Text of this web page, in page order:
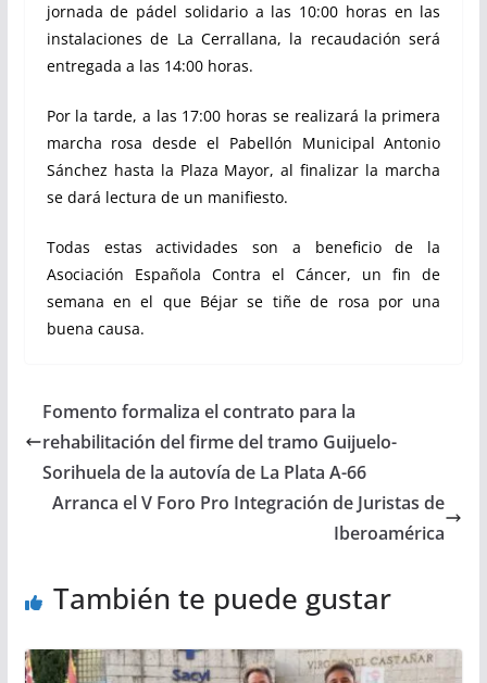
jornada de pádel solidario a las 10:00 horas en las
instalaciones de La Cerrallana, la recaudación será
entregada a las 14:00 horas.
Por la tarde, a las 17:00 horas se realizará la primera
marcha rosa desde el Pabellón Municipal Antonio
Sánchez hasta la Plaza Mayor, al finalizar la marcha
se dará lectura de un manifiesto.
Todas estas actividades son a beneficio de la
Asociación Española Contra el Cáncer, un fin de
semana en el que Béjar se tiñe de rosa por una
buena causa.
Fomento formaliza el contrato para la
rehabilitación del firme del tramo Guijuelo-
Sorihuela de la autovía de La Plata A-66
Arranca el V Foro Pro Integración de Juristas de
Iberoamérica
También te puede gustar